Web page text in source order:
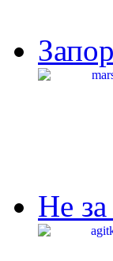
Не